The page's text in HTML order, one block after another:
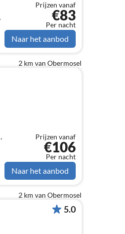
Prijzen vanaf
€83
Per nacht
Naar het aanbod
2 km van Obermosel
Prijzen vanaf
€106
Per nacht
Naar het aanbod
2 km van Obermosel
5.0